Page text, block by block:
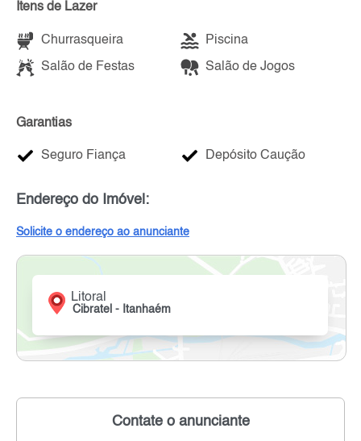
Itens de Lazer
Churrasqueira Piscina
Salão de Festas Salão de Jogos
Garantias
Seguro Fiança Depósito Caução
Endereço do Imóvel:
Solicite o endereço ao anunciante
Litoral
Cibratel - Itanhaém
Contate o anunciante